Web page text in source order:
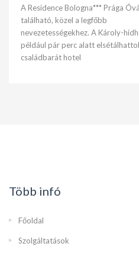
A Residence Bologna*** Prága
található, közel a legfőbb
nevezetességekhez. A Károly-
például pár perc alatt
családbarát hotel
Több infó
Főoldal
Szolgáltatások